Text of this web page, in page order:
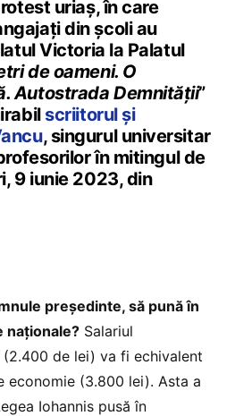
uriaș, în care
din școli au
Victoria la Palatul
de oameni. O
Autostrada Demnității”
scriitorul și
, singurul universitar
în mitingul de
9 iunie 2023, din
președinte, să pună în
naționale? Salariul
de lei) va fi echivalent
economie (3.800 lei). Asta a
Iohannis pusă în